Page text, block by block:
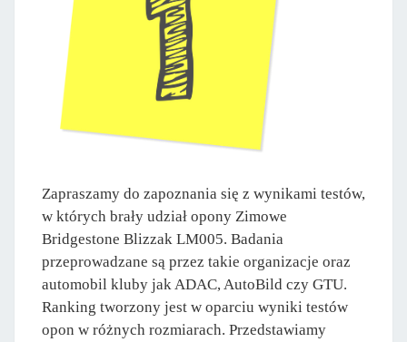
Zapraszamy do zapoznania się z wynikami testów,
w których brały udział opony Zimowe
Bridgestone Blizzak LM005. Badania
przeprowadzane są przez takie organizacje oraz
automobil kluby jak ADAC, AutoBild czy GTU.
Ranking tworzony jest w oparciu wyniki testów
opon w różnych rozmiarach. Przedstawiamy